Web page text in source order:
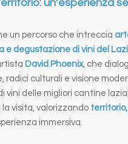
un’esperienza
un percorso che intreccia
e degustazione di vini del
David Phoenix, che
radici culturali e visione
vini delle migliori cantine
visita, valorizzando
immersiva.